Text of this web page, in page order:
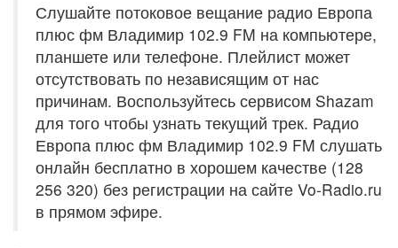
Слушайте потоковое вещание радио Европа
плюс фм Владимир 102.9 FM на компьютере,
планшете или телефоне. Плейлист может
отсутствовать по независящим от нас
причинам. Воспользуйтесь сервисом Shazam
для того чтобы узнать текущий трек. Радио
Европа плюс фм Владимир 102.9 FM слушать
онлайн бесплатно в хорошем качестве (128
256 320) без регистрации на сайте Vo-Radio.ru
в прямом эфире.